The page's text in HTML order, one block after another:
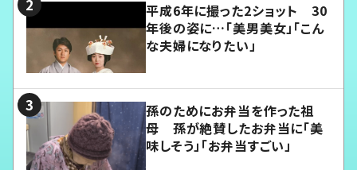
平成6年に撮った2ショット 30
年後の姿に…「美男美女」「こん
な夫婦になりたい」
孫のためにお弁当を作った祖
母 孫が絶賛したお弁当に「美
味しそう」「お弁当すごい」